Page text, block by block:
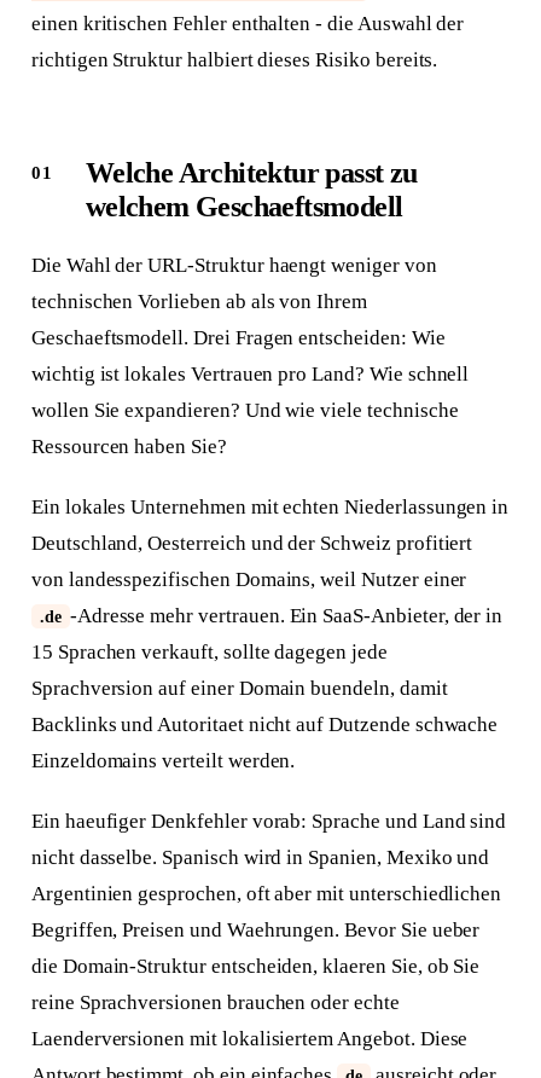
einen kritischen Fehler enthalten - die Auswahl der
richtigen Struktur halbiert dieses Risiko bereits.
Welche Architektur passt zu
welchem Geschaeftsmodell
Die Wahl der URL-Struktur haengt weniger von
technischen Vorlieben ab als von Ihrem
Geschaeftsmodell. Drei Fragen entscheiden: Wie
wichtig ist lokales Vertrauen pro Land? Wie schnell
wollen Sie expandieren? Und wie viele technische
Ressourcen haben Sie?
Ein lokales Unternehmen mit echten Niederlassungen in
Deutschland, Oesterreich und der Schweiz profitiert
von landesspezifischen Domains, weil Nutzer einer
.de -Adresse mehr vertrauen. Ein SaaS-Anbieter, der in
15 Sprachen verkauft, sollte dagegen jede
Sprachversion auf einer Domain buendeln, damit
Backlinks und Autoritaet nicht auf Dutzende schwache
Einzeldomains verteilt werden.
Ein haeufiger Denkfehler vorab: Sprache und Land sind
nicht dasselbe. Spanisch wird in Spanien, Mexiko und
Argentinien gesprochen, oft aber mit unterschiedlichen
Begriffen, Preisen und Waehrungen. Bevor Sie ueber
die Domain-Struktur entscheiden, klaeren Sie, ob Sie
reine Sprachversionen brauchen oder echte
Laenderversionen mit lokalisiertem Angebot. Diese